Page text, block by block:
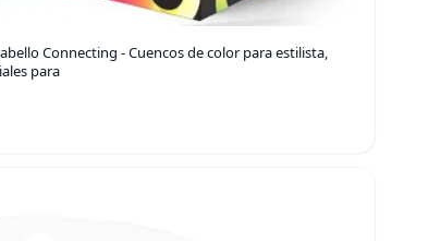
Connecting - Cuencos de color para estilista,
para